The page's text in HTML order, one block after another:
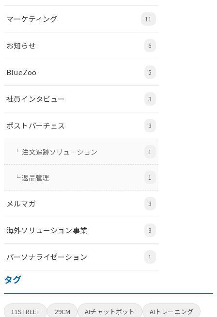
マーケティング 11
お知らせ 6
BlueZoo 5
社員インタビュー 3
ポストパーチェス 3
└ 注文追跡ソリューション 1
└ 返品管理 1
メルマガ 3
海外ソリューション事業 3
パーソナライゼーション 1
タグ
11STREET 29CM AIチャットボット
AIトレーニング